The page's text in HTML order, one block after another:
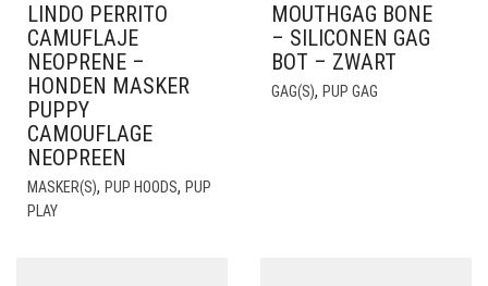
LINDO PERRITO
CAMUFLAJE
NEOPRENE –
HONDEN MASKER
PUPPY
CAMOUFLAGE
NEOPREEN
MASKER(S), PUP HOODS, PUP
PLAY
MOUTHGAG BONE
– SILICONEN GAG
BOT – ZWART
GAG(S), PUP GAG